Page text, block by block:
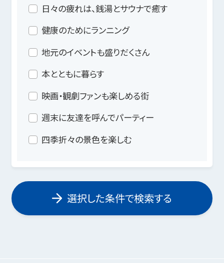
日々の疲れは、銭湯とサウナで癒す
健康のためにランニング
地元のイベントも盛りだくさん
本とともに暮らす
映画・観劇ファンも楽しめる街
週末に友達を呼んでパーティー
四季折々の景色を楽しむ
選択した条件で検索する